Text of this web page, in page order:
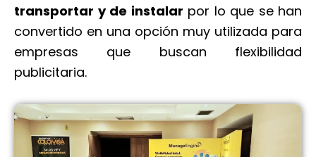
transportar y de instalar por lo que se han
convertido en una opción muy utilizada para
empresas que buscan flexibilidad
publicitaria.